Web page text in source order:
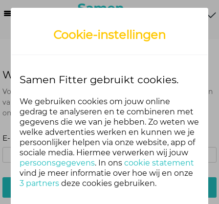
Wachtwoord vergeten?
Voer het e-mailadres in dat je hebt gebruikt bij het aanmaken
van je account. Je ontvangt van ons een e-mail met een link
om je wachtwoord opnieuw in te stellen.
E-mailadres:
Stuur mij een e-mail
Cookie-instellingen
Samen Fitter gebruikt cookies.
We gebruiken cookies om jouw online
gedrag te analyseren en te combineren met
gegevens die we van je hebben. Zo weten we
welke advertenties werken en kunnen we je
persoonlijker helpen via onze website, app of
sociale media. Hiermee verwerken wij jouw
persoonsgegevens. In onscookie statement
vind je meer informatie over hoe wij en onze
3 partners deze cookies gebruiken.